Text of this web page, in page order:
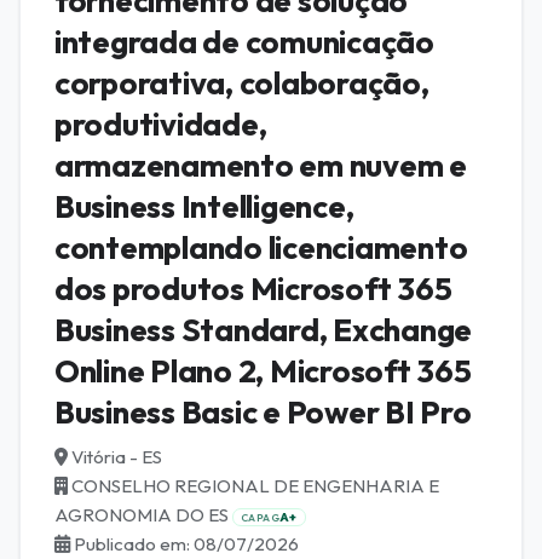
integrada de comunicação
corporativa, colaboração,
produtividade,
armazenamento em nuvem e
Business Intelligence,
contemplando licenciamento
dos produtos Microsoft 365
Business Standard, Exchange
Online Plano 2, Microsoft 365
Business Basic e Power BI Pro
Vitória - ES
CONSELHO REGIONAL DE ENGENHARIA E
AGRONOMIA DO ES
CAPAGA+
Publicado em: 08/07/2026